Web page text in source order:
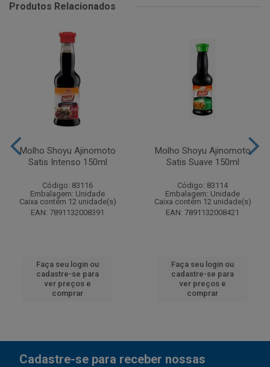
Produtos Relacionados
Molho Shoyu Ajinomoto
Satis Intenso 150ml
Código: 83116
Embalagem: Unidade
Caixa contém 12 unidade(s)
EAN: 7891132008391
Faça seu login ou
cadastre-se para
ver preços e
comprar
Molho Shoyu Ajinomoto
Satis Suave 150ml
Código: 83114
Embalagem: Unidade
Caixa contém 12 unidade(s)
EAN: 7891132008421
Faça seu login ou
cadastre-se para
ver preços e
comprar
Cadastre-se para receber nossas